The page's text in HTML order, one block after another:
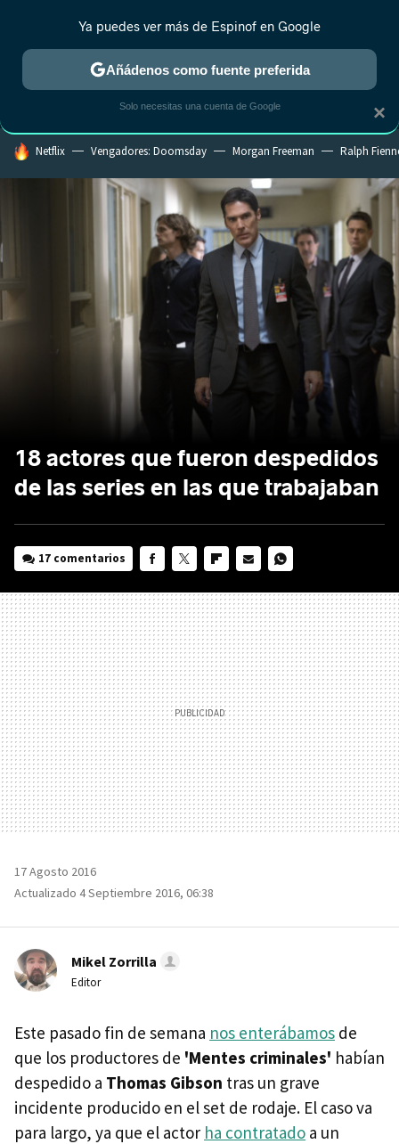
MENÚ NUEVO
ESTRENOS REALITY ANIME RANKINGS CINE
HOY SE HABLA DE
Netflix Vengadores: Doomsday Morgan Freeman Ralph
18 actores que fueron despedidos
de las series en las que trabajaban
17 comentarios
MAIL
17 Agosto 2016
Actualizado 4 Septiembre 2016, 06:38
Mikel Zorrilla
Editor
Este pasado fin de semana nos enterábamos de
que los productores de 'Mentes criminales' habían
despedido a Thomas Gibson tras un grave
incidente producido en el set de rodaje. El caso va
para largo, ya que el actor ha contratado a un
×
Ya puedes ver más de Espinof en Google
Añádenos como fuente preferida
Solo necesitas una cuenta de Google